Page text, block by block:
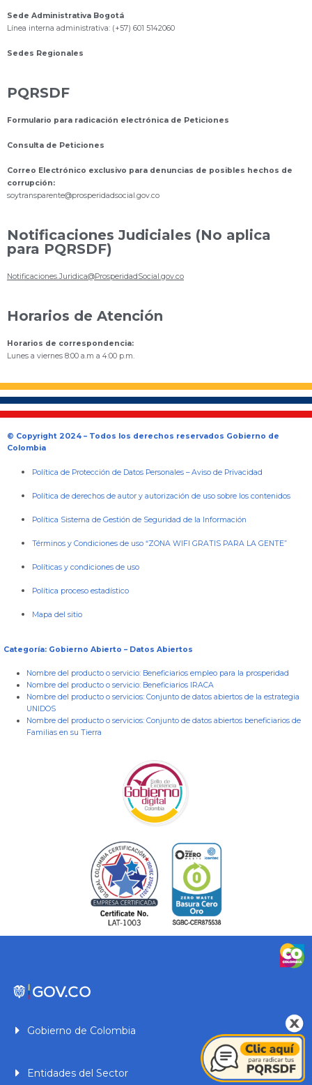
Sede Administrativa Bogotá
Línea interna administrativa: (+57) 601 5142060
Sedes Regionales
PQRSDF
Formulario para radicación electrónica de Peticiones
Consulta de Peticiones
Correo Electrónico exclusivo para denuncias de posibles hechos de
corrupción:
soytransparente@prosperidadsocial.gov.co
Notificaciones Judiciales (No aplica
para PQRSDF)
Notificaciones.Juridica@ProsperidadSocial.gov.co
Horarios de Atención
Horarios de correspondencia:
Lunes a viernes 8:00 a.m a 4:00 p.m.
© Copyright 2024 – Todos los derechos reservados Gobierno de
Colombia
Política de Protección de Datos Personales –Aviso de Privacidad
Política de derechos de autor y autorización de uso sobre los contenidos
Política Sistema de Gestión de Seguridad de la Información
Términos y Condiciones de uso “ZONA WIFI GRATIS PARA LA GENTE”
Políticas y condiciones de uso
Política proceso estadístico
Mapa del sitio
Categoría: Gobierno Abierto – Datos Abiertos
Nombre del producto o servicio: Beneficiarios empleo para la prosperidad
Nombre del producto o servicio: Beneficiarios IRACA
Nombre del producto o servicios: Conjunto de datos abiertos de la estrategia
UNIDOS
Nombre del producto o servicios: Conjunto de datos abiertos beneficiarios de
Familias en su Tierra
Gobierno de Colombia
Entidades del Sector